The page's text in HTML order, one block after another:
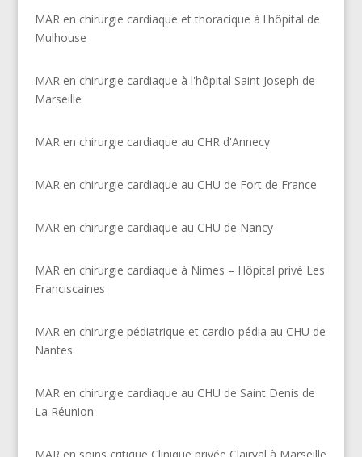
MAR en chirurgie cardiaque et thoracique à l'hôpital de
Mulhouse
MAR en chirurgie cardiaque à l'hôpital Saint Joseph de
Marseille
MAR en chirurgie cardiaque au CHR d'Annecy
MAR en chirurgie cardiaque au CHU de Fort de France
MAR en chirurgie cardiaque au CHU de Nancy
MAR en chirurgie cardiaque à Nimes – Hôpital privé Les
Franciscaines
MAR en chirurgie pédiatrique et cardio-pédia au CHU de
Nantes
MAR en chirurgie cardiaque au CHU de Saint Denis de
La Réunion